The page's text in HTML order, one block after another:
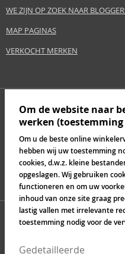
WE ZIJN OP ZOEK NAAR
MAP PAGINAS
VERKOCHT MERKEN
Om de website naar
werken (toestemming
Om u de beste online
hebben wij uw toestemming
cookies, d.w.z. kleine
opgeslagen. Wij gebruiken
functioneren en om uw
inhoud van onze site graag
lastig vallen met irrelevante
toestemming nodig voor de
Gedetailleerde